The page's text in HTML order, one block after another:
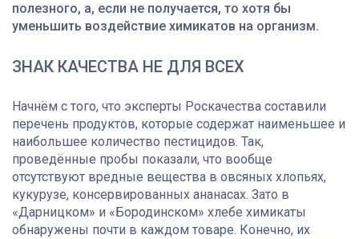
полезного, а, если не получается, то хотя бы
уменьшить воздействие химикатов на организм.
ЗНАК КАЧЕСТВА НЕ ДЛЯ ВСЕХ
Начнём с того, что эксперты Роскачества составили
перечень продуктов, которые содержат наименьшее и
наибольшее количество пестицидов. Так,
проведённые пробы показали, что вообще
отсутствуют вредные вещества в овсяных хлопьях,
кукурузе, консервированных ананасах. Зато в
«Дарницком» и «Бородинском» хлебе химикаты
обнаружены почти в каждом товаре. Конечно, их